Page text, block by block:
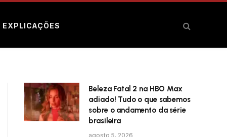
EXPLICAÇÕES
Beleza Fatal 2 na HBO Max
adiado! Tudo o que sabemos
sobre o andamento da série
brasileira
agosto 5, 2026